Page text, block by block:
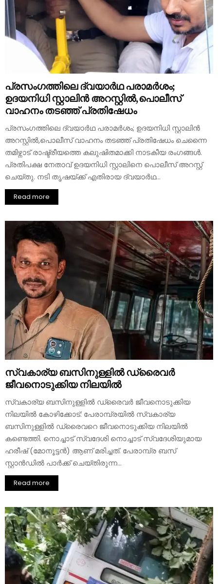
പ്രസംഗത്തിലെ ദ്വയാര്‍ഥ പരാമര്‍ശം;
ഉദയനിധി സ്റ്റാലിന്‍ അറസ്റ്റില്‍,പൊലീസ്
വാഹനം തടഞ്ഞ് പ്രതിഷേധം
പ്രസംഗത്തിലെ ദ്വയാര്‍ഥ പരാമര്‍ശം; ഉദയനിധി സ്റ്റാലിന്‍
അറസ്റ്റില്‍,പൊലീസ് വാഹനം തടഞ്ഞ് പ്രതിഷേധം ചെന്നൈ
തമിഴ്നാട് രാഷ്ട്രീയത്തെ കലുഷിതമാക്കി നാടകീയ രംഗങ്ങൾ.
പ്രതിപക്ഷ നേതാവ് ഉദയനിധി സ്റ്റാലിനെ പൊലീസ് അറസ്റ്റ്
ചെയ്തു. നടി തൃഷയ്ക്ക് എതിരായ ദ്വയാർഥ...
Read more
സ്വകാര്യ ബസിനുള്ളിൽ ഡ്രൈവർ
ജീവനൊടുക്കിയ നിലയിൽ
സ്വകാര്യ ബസിനുള്ളിൽ ഡ്രൈവർ ജീവനൊടുക്കിയ
നിലയിൽ കോഴിക്കോട്: പേരാമ്പ്രയിൽ സ്വകാര്യ
ബസിനുള്ളിൽ ഡ്രൈവറെ ജീവനൊടുക്കിയ നിലയിൽ
കണ്ടെത്തി. നൊച്ചാട് സ്വദേശി നൊച്ചാട് സ്വദേശിയുമായ
ഹരീഷ് (മോനൂട്ടൻ) ആണ് മരിച്ചത്. പേരാമ്പ്ര ബസ്
സ്റ്റാൻഡിൽ പാർക്ക് ചെയ്തിരുന്ന...
Read more